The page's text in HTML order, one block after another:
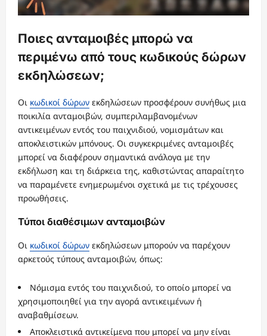
Ποιες ανταμοιβές μπορώ να
περιμένω από τους κωδικούς δώρων
εκδηλώσεων;
Οι κωδικοί δώρων εκδηλώσεων προσφέρουν συνήθως μια
ποικιλία ανταμοιβών, συμπεριλαμβανομένων
αντικειμένων εντός του παιχνιδιού, νομισμάτων και
αποκλειστικών μπόνους. Οι συγκεκριμένες ανταμοιβές
μπορεί να διαφέρουν σημαντικά ανάλογα με την
εκδήλωση και τη διάρκεια της, καθιστώντας απαραίτητο
να παραμένετε ενημερωμένοι σχετικά με τις τρέχουσες
προωθήσεις.
Τύποι διαθέσιμων ανταμοιβών
Οι κωδικοί δώρων εκδηλώσεων μπορούν να παρέχουν
αρκετούς τύπους ανταμοιβών, όπως:
Νόμισμα εντός του παιχνιδιού, το οποίο μπορεί να
χρησιμοποιηθεί για την αγορά αντικειμένων ή
αναβαθμίσεων.
Αποκλειστικά αντικείμενα που μπορεί να μην είναι